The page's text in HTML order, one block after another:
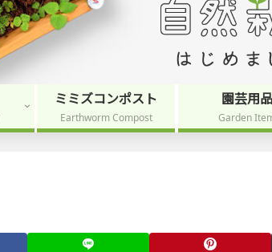
ミミズコンポスト
Earthworm Compost
園芸用品
Garden